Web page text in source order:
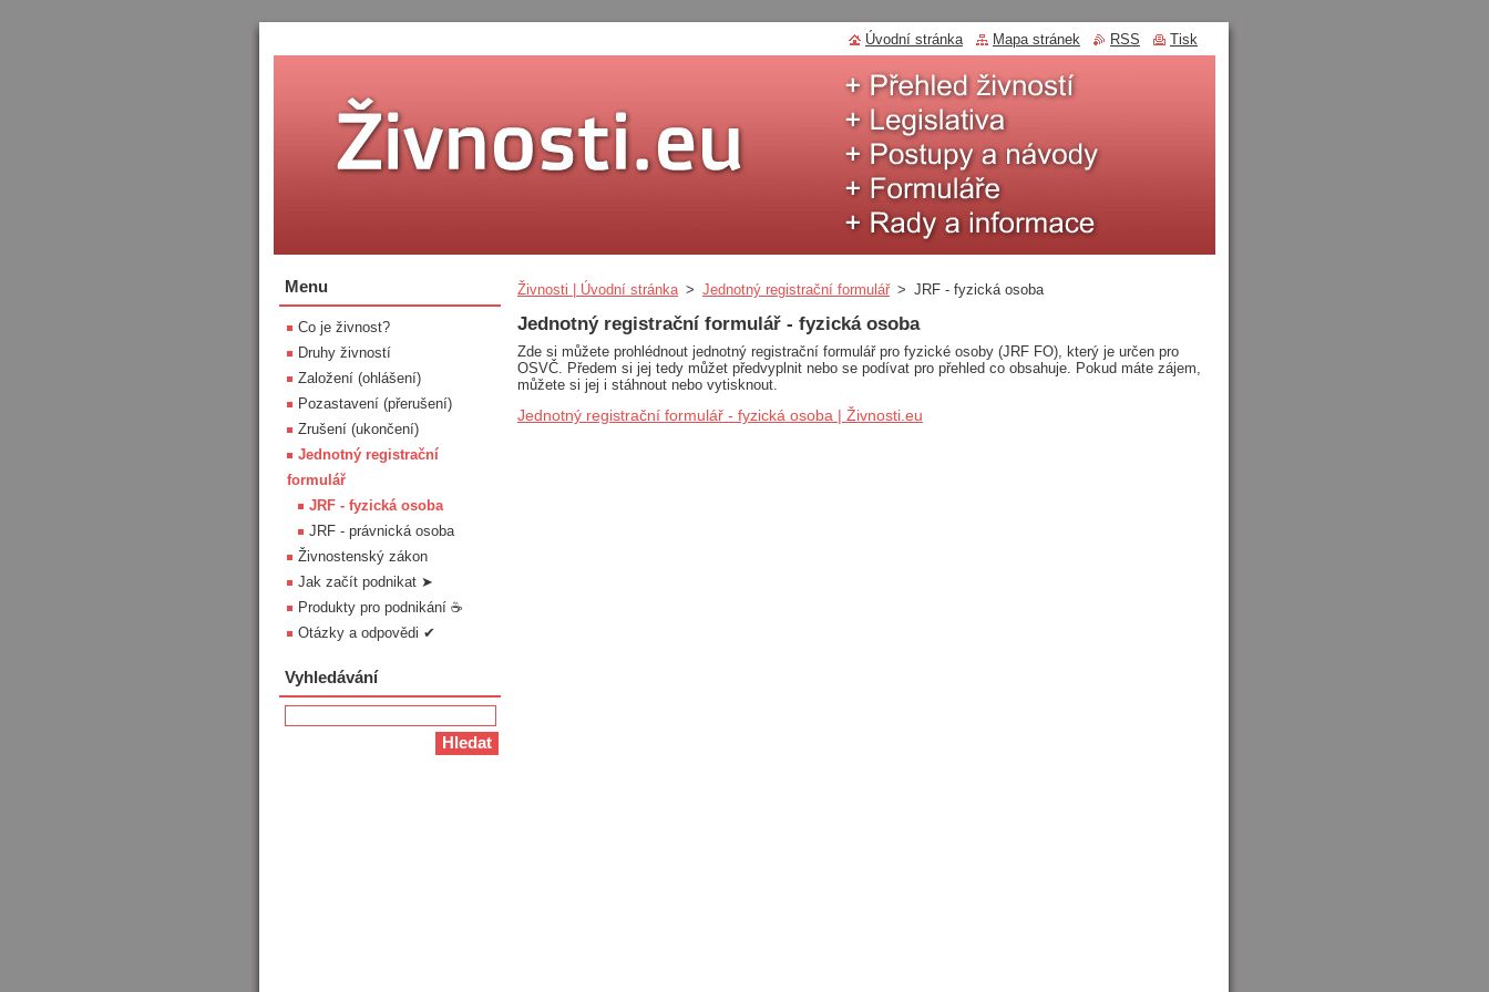
Živnosti | Úvodní stránka > Jednotný registrační formulář > JRF - fyzická osoba
Jednotný registrační formulář - fyzická osoba
Zde si můžete prohlédnout jednotný registrační formulář pro fyzické osoby (JRF FO), který je určen pro
OSVČ. Předem si jej tedy můžet předvyplnit nebo se podívat pro přehled co obsahuje. Pokud máte zájem,
můžete si jej i stáhnout nebo vytisknout.
Jednotný registrační formulář - fyzická osoba | Živnosti.eu
Menu
Co je živnost?
Druhy živností
Založení (ohlášení)
Pozastavení (přerušení)
Zrušení (ukončení)
Jednotný registrační
formulář
JRF - fyzická osoba
JRF - právnická osoba
Živnostenský zákon
Jak začít podnikat ➤
Produkty pro podnikání ☕
Otázky a odpovědi ✔
Vyhledávání
Úvodní stránka Mapa stránek RSS Tisk